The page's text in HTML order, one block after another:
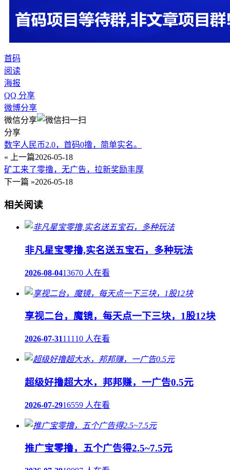
首码
阅读
海报
QQ 分享
微博分享
微信分享
分享
数字人民币2.0，首码0撸，简单实名。
« 上一篇2026-05-18
矿工来了零撸，无广告，拉新奖励丰厚
下一篇 »2026-05-18
相关阅读
非凡星宝零撸,实名送五宝石，多种玩法
2026-08-0413670 人在看
享视二台，魔镜，每天点一下三块，1股12块
2026-07-3111110 人在看
超级好撸超大水，邦邦赚，一广告0.5元
2026-07-2916559 人在看
推广宝零撸，五个广告得2.5~7.5元